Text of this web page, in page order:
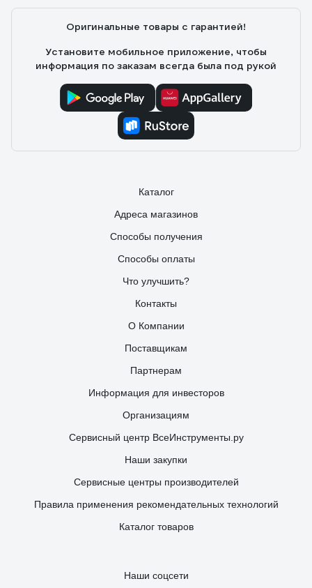
Оригинальные товары с гарантией!
Установите мобильное приложение, чтобы
информация по заказам всегда была под рукой
Каталог
Адреса магазинов
Способы получения
Способы оплаты
Что улучшить?
Контакты
О Компании
Поставщикам
Партнерам
Информация для инвесторов
Организациям
Сервисный центр ВсеИнструменты.ру
Наши закупки
Сервисные центры производителей
Правила применения рекомендательных технологий
Каталог товаров
Наши соцсети